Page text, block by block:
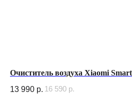
Очиститель воздуха Xiaomi
13 990 р. 16 590 р.